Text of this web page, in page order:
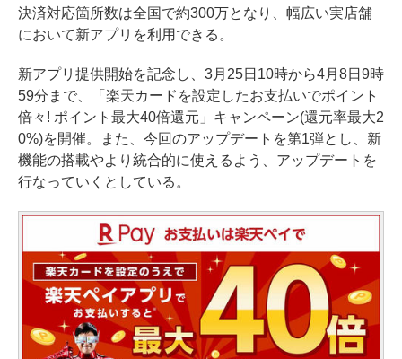
決済対応箇所数は全国で約300万となり、幅広い実店舗
において新アプリを利用できる。
新アプリ提供開始を記念し、3月25日10時から4月8日9時
59分まで、「楽天カードを設定したお支払いでポイント
倍々! ポイント最大40倍還元」キャンペーン(還元率最大2
0%)を開催。また、今回のアップデートを第1弾とし、新
機能の搭載やより統合的に使えるよう、アップデートを
行なっていくとしている。